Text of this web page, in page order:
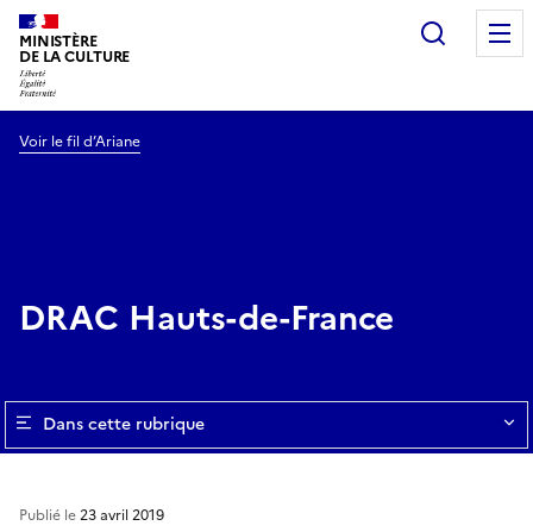
MINISTÈRE
DE LA CULTURE
Voir le fil d’Ariane
DRAC Hauts-de-France
Dans cette rubrique
Publié le23 avril 2019